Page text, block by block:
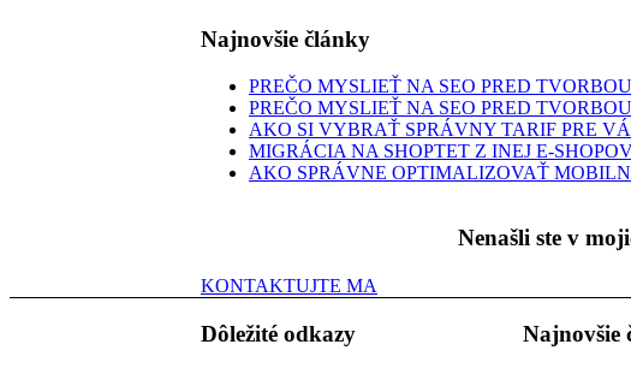
Najnovšie články
PREČO MYSLIEŤ NA SEO PRED
PREČO MYSLIEŤ NA SEO PRED
AKO SI VYBRAŤ SPRÁVNY TARIF PRE
MIGRÁCIA NA SHOPTET Z INEJ E-
AKO SPRÁVNE OPTIMALIZOVAŤ
Nenašli ste v
KONTAKTUJTE MA
Dôležité odkazy Najnovšie